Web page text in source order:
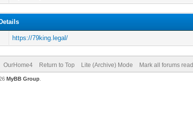
https://79king.legal/
OurHome4 Return to Top Lite (Archive) Mode Mark all forums read
MyBB Group.